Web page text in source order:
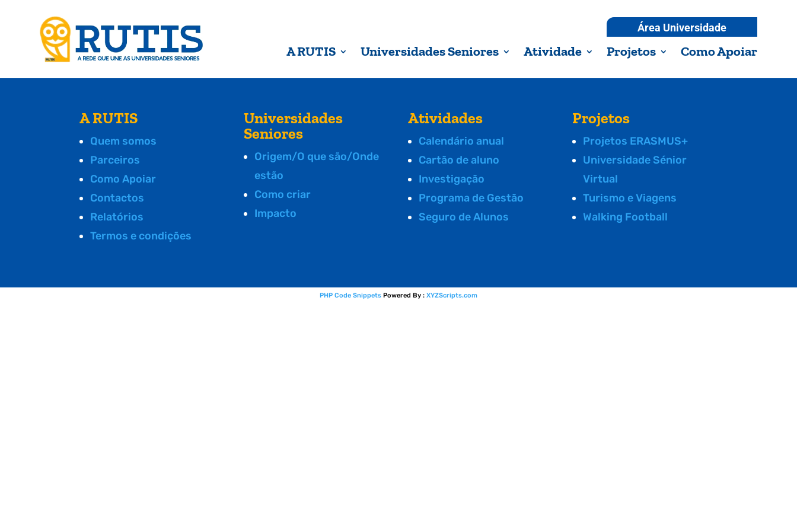
Área Universidade
A RUTIS Universidades Seniores Atividade Projetos Como Apoiar
A RUTIS
Quem somos
Parceiros
Como Apoiar
Contactos
Relatórios
Termos e condições
Universidades
Seniores
Origem/O que são/Onde
estão
Como criar
Impacto
Atividades
Calendário anual
Cartão de aluno
Investigação
Programa de Gestão
Seguro de Alunos
Projetos
Projetos ERASMUS+
Universidade Sénior
Virtual
Turismo e Viagens
Walking Football
PHP Code Snippets Powered By : XYZScripts.com